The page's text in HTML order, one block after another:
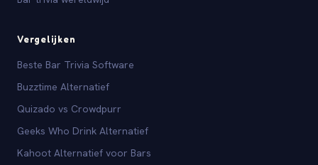
Vergelijken
Beste Bar Trivia Software
Buzztime Alternatief
Quizado vs Crowdpurr
Geeks Who Drink Alternatief
Kahoot Alternatief voor Bars